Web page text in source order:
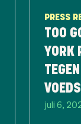
PRESS
TOO
YORK
TEGEN
juli 6,